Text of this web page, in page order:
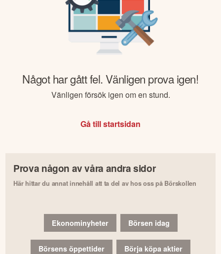
Något har gått fel. Vänligen prova igen!
Vänligen försök igen om en stund.
Gå till startsidan
Prova någon av våra andra sidor
Här hittar du annat innehåll att ta del av hos oss på Börskollen
Ekonominyheter Börsen idag
Börsens öppettider Börja köpa aktier